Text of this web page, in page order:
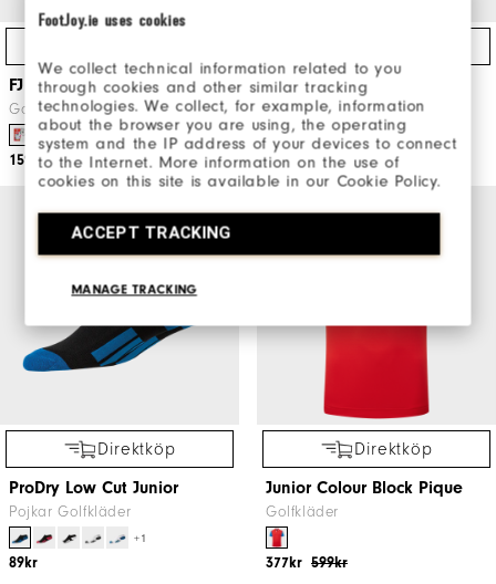
FootJoy.ie uses cookies
We collect technical information related to you
through cookies and other similar tracking
technologies. We collect, for example, information
about the browser you are using, the operating
system and the IP address of your devices to connect
to the Internet. More information on the use of
cookies on this site is available in our Cookie Policy.
ACCEPT TRACKING
MANAGE TRACKING
FJ Junior
Golfhandskar
159kr
FJ Junior
Junior Golfhandskar
149kr
Direktköp
ProDry Low Cut Junior
Pojkar Golfkläder
+1
89kr
Direktköp
Junior Colour Block Pique
Golfkläder
599kr
377kr